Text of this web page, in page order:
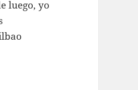
luego, yo